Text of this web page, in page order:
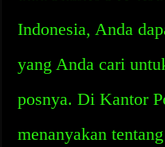
Indonesia, Anda
yang Anda cari
posnya. Di Kantor
menanyakan